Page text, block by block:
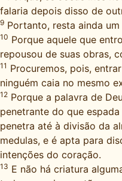
falaria depois disso de
9 Portanto, resta ainda
10 Porque aquele que
repousou de suas obras,
11 Procuremos, pois,
ninguém caia no mesmo
12 Porque a palavra de
penetrante do que
penetra até à divisão da
medulas, e é apta para
intenções do coração.
13 E não há criatura